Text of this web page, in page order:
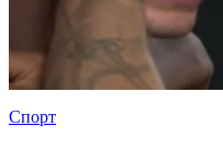
Спорт